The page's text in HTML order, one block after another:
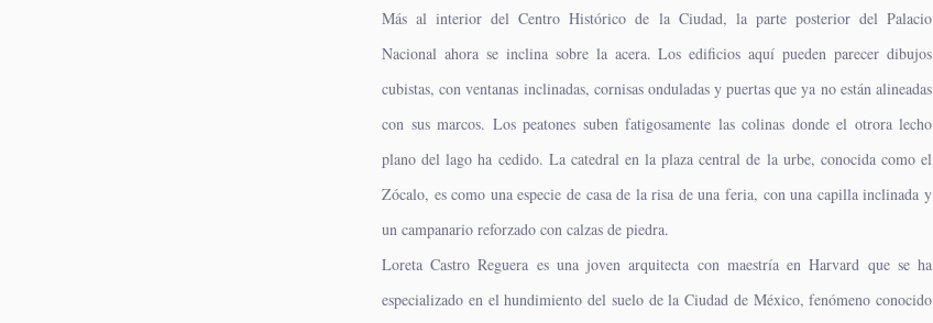
Más al interior del Centro Histórico de la Ciudad, la parte posterior del Palacio
Nacional ahora se inclina sobre la acera. Los edificios aquí pueden parecer dibujos
cubistas, con ventanas inclinadas, cornisas onduladas y puertas que ya no están alineadas
con sus marcos. Los peatones suben fatigosamente las colinas donde el otrora lecho
plano del lago ha cedido. La catedral en la plaza central de la urbe, conocida como el
Zócalo, es como una especie de casa de la risa de una feria, con una capilla inclinada y
un campanario reforzado con calzas de piedra.
Loreta Castro Reguera es una joven arquitecta con maestría en Harvard que se ha
especializado en el hundimiento del suelo de la Ciudad de México, fenómeno conocido